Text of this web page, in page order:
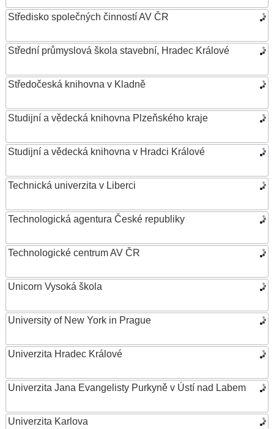
Středisko společných činností AV ČR
Střední průmyslová škola stavební, Hradec Králové
Středočeská knihovna v Kladně
Studijní a vědecká knihovna Plzeňského kraje
Studijní a vědecká knihovna v Hradci Králové
Technická univerzita v Liberci
Technologická agentura České republiky
Technologické centrum AV ČR
Unicorn Vysoká škola
University of New York in Prague
Univerzita Hradec Králové
Univerzita Jana Evangelisty Purkyně v Ústí nad Labem
Univerzita Karlova